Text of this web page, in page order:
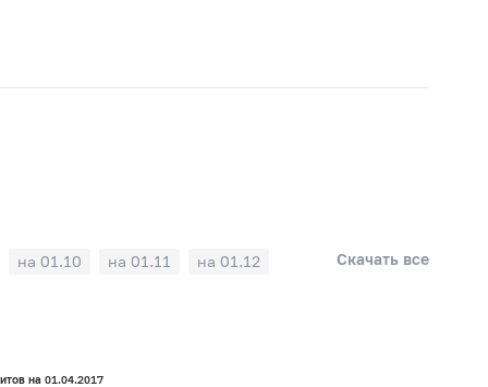
на 01.10 на 01.11 на 01.12 Скачать все
на 01.04.2017